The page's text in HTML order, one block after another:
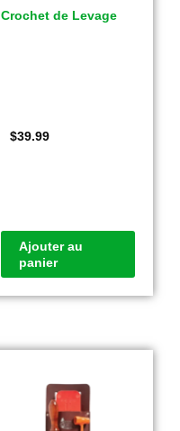
Crochet de Levage
$39.99
Ajouter au
panier